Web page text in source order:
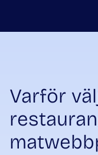
Varför